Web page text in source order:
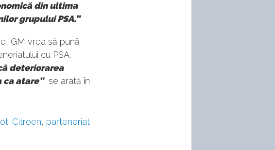
din ultima
grupului PSA.”
GM vrea să pună
cu PSA.
deteriorarea
ca atare”, se arată în
Citroen, parteneriat